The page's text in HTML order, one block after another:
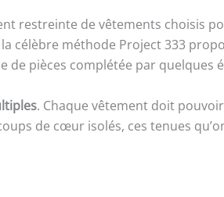
restreinte de vêtements choisis
célèbre méthode Project 333
de pièces complétée par quelques
. Chaque vêtement doit
de cœur isolés, ces tenues